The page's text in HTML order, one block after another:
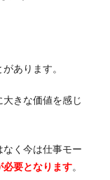
あります。
きな価値を感じ
く今は仕事モー
必要となります。